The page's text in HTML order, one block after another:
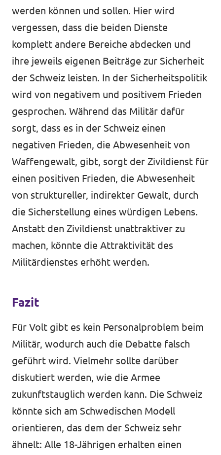
werden können und sollen. Hier wird
vergessen, dass die beiden Dienste
komplett andere Bereiche abdecken und
ihre jeweils eigenen Beiträge zur Sicherheit
der Schweiz leisten. In der Sicherheitspolitik
wird von negativem und positivem Frieden
gesprochen. Während das Militär dafür
sorgt, dass es in der Schweiz einen
negativen Frieden, die Abwesenheit von
Waffengewalt, gibt, sorgt der Zivildienst für
einen positiven Frieden, die Abwesenheit
von struktureller, indirekter Gewalt, durch
die Sicherstellung eines würdigen Lebens.
Anstatt den Zivildienst unattraktiver zu
machen, könnte die Attraktivität des
Militärdienstes erhöht werden.
Fazit
Für Volt gibt es kein Personalproblem beim
Militär, wodurch auch die Debatte falsch
geführt wird. Vielmehr sollte darüber
diskutiert werden, wie die Armee
zukunftstauglich werden kann. Die Schweiz
könnte sich am Schwedischen Modell
orientieren, das dem der Schweiz sehr
ähnelt: Alle 18-Jährigen erhalten einen